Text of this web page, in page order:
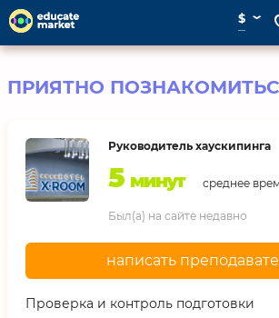
$ ⌄
ПРИЯТНО
Руководитель хаускипинга
5 минут среднее
Был(а) на сайте недавно
написать
Проверка и контроль подготовки